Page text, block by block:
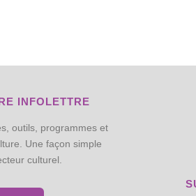
INFOLETTRE
outils, programmes et
Une façon simple
culturel.